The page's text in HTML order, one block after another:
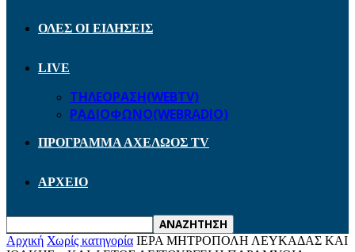
ΟΛΕΣ ΟΙ ΕΙΔΗΣΕΙΣ
LIVE
ΤΗΛΕΟΡΑΣΗ(WEBTV)
ΡΑΔΙΟΦΩΝΟ(WEBRADIO)
ΠΡΟΓΡΑΜΜΑ ΑΧΕΛΩΟΣ TV
ΑΡΧΕΙΟ
Αρχική Χωρίς κατηγορία ΙΕΡΑ ΜΗΤΡΟΠΟΛΗ ΛΕΥΚΑΔΑΣ ΚΑΙ